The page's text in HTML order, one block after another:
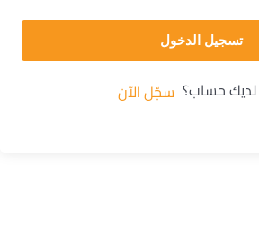
تسجيل الدخول
حساب؟ سجّل الآن